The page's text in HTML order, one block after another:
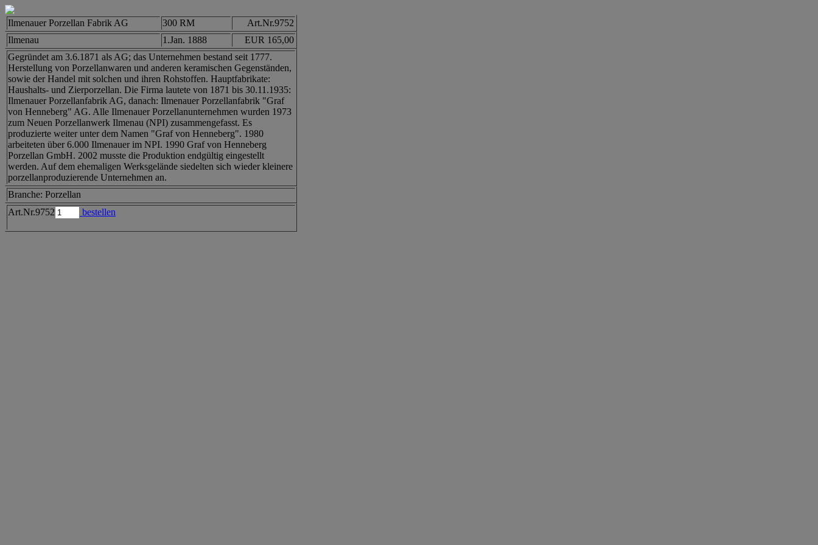
Ilmenauer Porzellan Fabrik AG 300 RM
Art.Nr.9752
Ilmenau
1.Jan. 1888
EUR 165,00
Gegründet am 3.6.1871 als AG; das Unternehmen bestand seit 1777.
Herstellung von Porzellanwaren und anderen keramischen Gegenständen,
sowie der Handel mit solchen und ihren Rohstoffen. Hauptfabrikate:
Haushalts- und Zierporzellan. Die Firma lautete von 1871 bis 30.11.1935:
Ilmenauer Porzellanfabrik AG, danach: Ilmenauer Porzellanfabrik "Graf
von Henneberg" AG. Alle Ilmenauer Porzellanunternehmen wurden 1973
zum Neuen Porzellanwerk Ilmenau (NPI) zusammengefasst. Es
produzierte weiter unter dem Namen "Graf von Henneberg". 1980
arbeiteten über 6.000 Ilmenauer im NPI. 1990 Graf von Henneberg
Porzellan GmbH. 2002 musste die Produktion endgültig eingestellt
werden. Auf dem ehemaligen Werksgelände siedelten sich wieder kleinere
porzellanproduzierende Unternehmen an.
Branche: Porzellan
Art.Nr.9752
bestellen